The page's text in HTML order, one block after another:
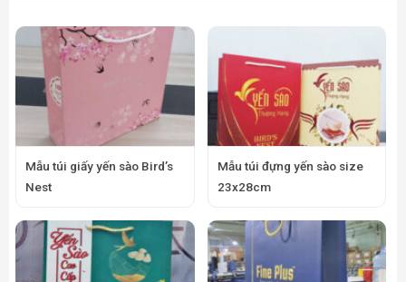
Mẫu túi giấy yến sào Bird’s
Nest
Mẫu túi đựng yến sào size
23x28cm